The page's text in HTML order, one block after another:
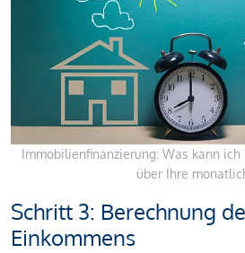
Immobilienfinanzierung: Was kann
über Ihre
Schritt 3: Berechnung
Einkommens